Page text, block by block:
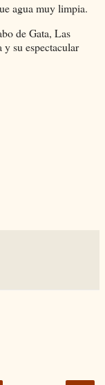
agua muy limpia.
de Gata, Las
su espectacular